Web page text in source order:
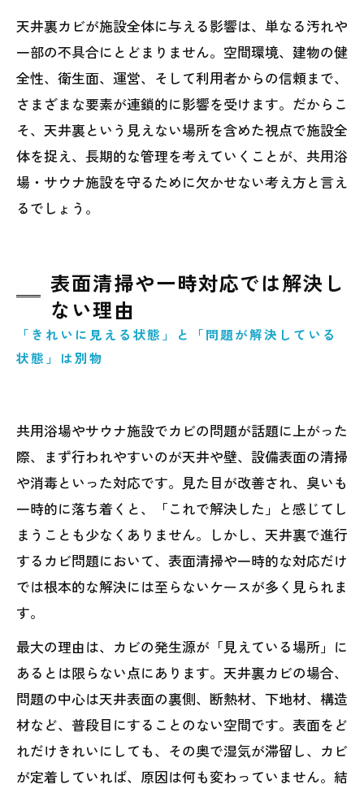
天井裏カビが施設全体に与える影響は、単なる汚れや
一部の不具合にとどまりません。空間環境、建物の健
全性、衛生面、運営、そして利用者からの信頼まで、
さまざまな要素が連鎖的に影響を受けます。だからこ
そ、天井裏という見えない場所を含めた視点で施設全
体を捉え、長期的な管理を考えていくことが、共用浴
場・サウナ施設を守るために欠かせない考え方と言え
るでしょう。
表面清掃や一時対応では解決し
ない理由
「きれいに見える状態」と「問題が解決している
状態」は別物
共用浴場やサウナ施設でカビの問題が話題に上がった
際、まず行われやすいのが天井や壁、設備表面の清掃
や消毒といった対応です。見た目が改善され、臭いも
一時的に落ち着くと、「これで解決した」と感じてし
まうことも少なくありません。しかし、天井裏で進行
するカビ問題において、表面清掃や一時的な対応だけ
では根本的な解決には至らないケースが多く見られま
す。
最大の理由は、カビの発生源が「見えている場所」に
あるとは限らない点にあります。天井裏カビの場合、
問題の中心は天井表面の裏側、断熱材、下地材、構造
材など、普段目にすることのない空間です。表面をど
れだけきれいにしても、その奥で湿気が滞留し、カビ
が定着していれば、原因は何も変わっていません。結